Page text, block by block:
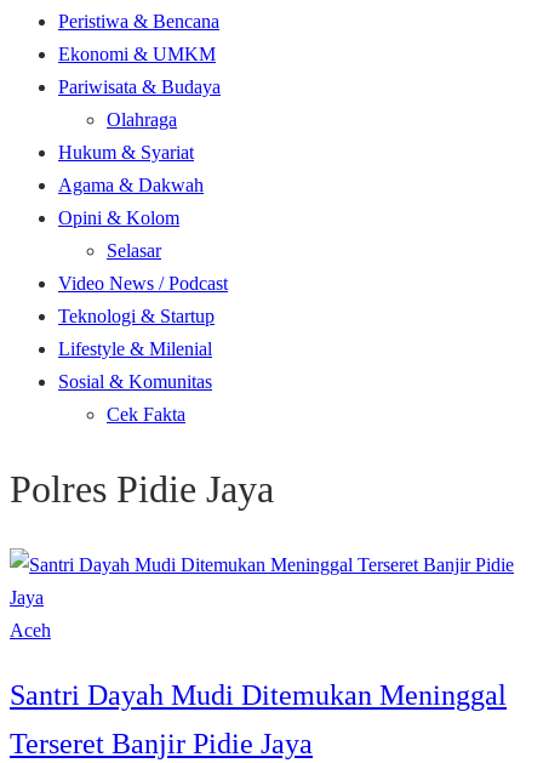
Peristiwa & Bencana
Ekonomi & UMKM
Pariwisata & Budaya
Olahraga
Hukum & Syariat
Agama & Dakwah
Opini & Kolom
Selasar
Video News / Podcast
Teknologi & Startup
Lifestyle & Milenial
Sosial & Komunitas
Cek Fakta
Polres Pidie Jaya
Aceh
Santri Dayah Mudi Ditemukan Meninggal
Terseret Banjir Pidie Jaya